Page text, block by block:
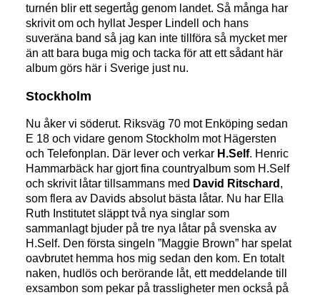
turnén blir ett segertåg genom landet. Så många har
skrivit om och hyllat Jesper Lindell och hans
suveräna band så jag kan inte tillföra så mycket mer
än att bara buga mig och tacka för att ett sådant här
album görs här i Sverige just nu.
Stockholm
Nu åker vi söderut. Riksväg 70 mot Enköping sedan
E 18 och vidare genom Stockholm mot Hägersten
och Telefonplan. Där lever och verkar H.Self. Henric
Hammarbäck har gjort fina countryalbum som H.Self
och skrivit låtar tillsammans med David Ritschard ,
som flera av Davids absolut bästa låtar. Nu har Ella
Ruth Institutet släppt två nya singlar som
sammanlagt bjuder på tre nya låtar på svenska av
H.Self. Den första singeln ”Maggie Brown” har spelat
oavbrutet hemma hos mig sedan den kom. En totalt
naken, hudlös och berörande låt, ett meddelande till
exsambon som pekar på trassligheter men också på